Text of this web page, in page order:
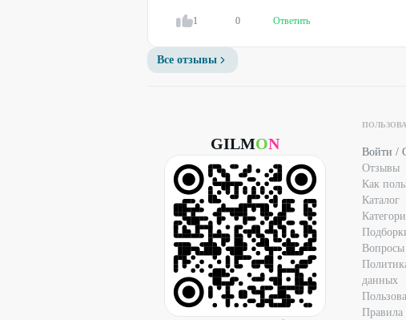
1 0 Ответить
Все отзывы
GILMON
Войти /
Отзывы
Как
Каталог
Вопросы
данных
Правила